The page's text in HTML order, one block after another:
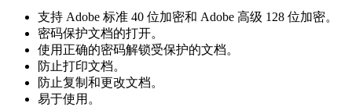
支持 Adobe 标准 40 位加密和 Adobe 高级 128 位加密。
密码保护文档的打开。
使用正确的密码解锁受保护的文档。
防止打印文档。
防止复制和更改文档。
易于使用。